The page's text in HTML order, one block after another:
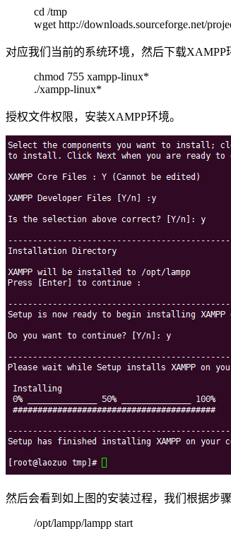
cd /tmp
wget http://downloads.sourceforge.net/
对应我们当前的系统环境，然后下载XAMPP
chmod 755 xampp-linux*
./xampp-linux*
授权文件权限，安装XAMPP环境。
然后会看到如上图的安装过程，我们根据步
/opt/lampp/lampp start